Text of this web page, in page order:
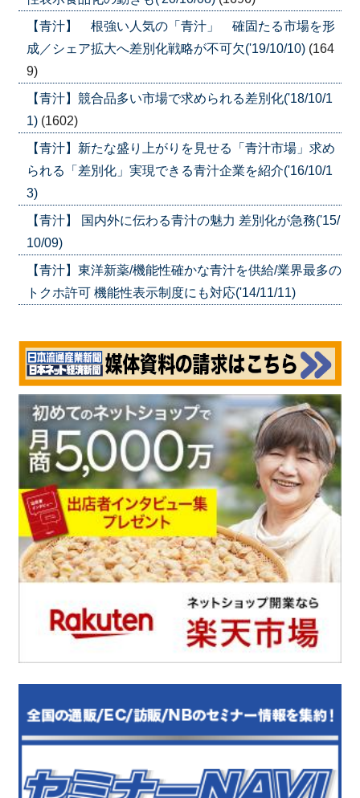
【青汁】 根強い人気の「青汁」 確固たる市場を形
成／シェア拡大へ差別化戦略が不可欠('19/10/10) (164
9)
【青汁】競合品多い市場で求められる差別化('18/10/1
1) (1602)
【青汁】新たな盛り上がりを見せる「青汁市場」求め
られる「差別化」実現できる青汁企業を紹介('16/10/1
3)
【青汁】 国内外に伝わる青汁の魅力 差別化が急務('15/
10/09)
【青汁】東洋新薬/機能性確かな青汁を供給/業界最多の
トクホ許可 機能性表示制度にも対応('14/11/11)